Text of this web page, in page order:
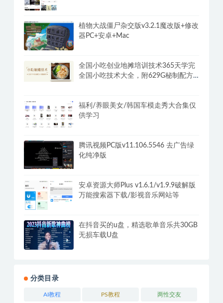
植物大战僵尸杂交版v3.2.1魔改版+修改
器PC+安卓+Mac
全国小吃创业地摊培训技术365天学完
全国小吃技术大全，附629G秘制配方
福利/养眼美女/韩国车模走秀大合集仅
供学习
腾讯视频PC版v11.106.5546 去广告绿
化纯净版
安卓资源大师Plus v1.6.1/v1.9.9破解版
万能搜索器下载/影视音乐网站等
在抖音买的u盘，精选歌单音乐共30GB
无损车载U盘
分类目录
AI教程 PS教程 两性交友